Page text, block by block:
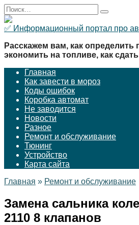
Перейти
к
содержанию
Search
for:
✅ Информационный портал про
Расскажем вам, как определить
экономить на топливе, как
Главная
Как завести в мороз
Коды ошибок
Коробка автомат
Не заводится
Новости
Разное
Ремонт и обслуживание
Тюнинг
Устройство
Карта сайта
Главная » Ремонт и обслуживание
Замена сальника
2110 8 клапанов